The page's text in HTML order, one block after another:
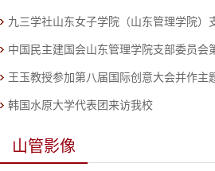
九三学社山东女子学院（山东管理学院）
中国民主建国会山东管理学院支部委员会
王玉教授参加第八届国际创意大会并作主
韩国水原大学代表团来访我校
山管影像